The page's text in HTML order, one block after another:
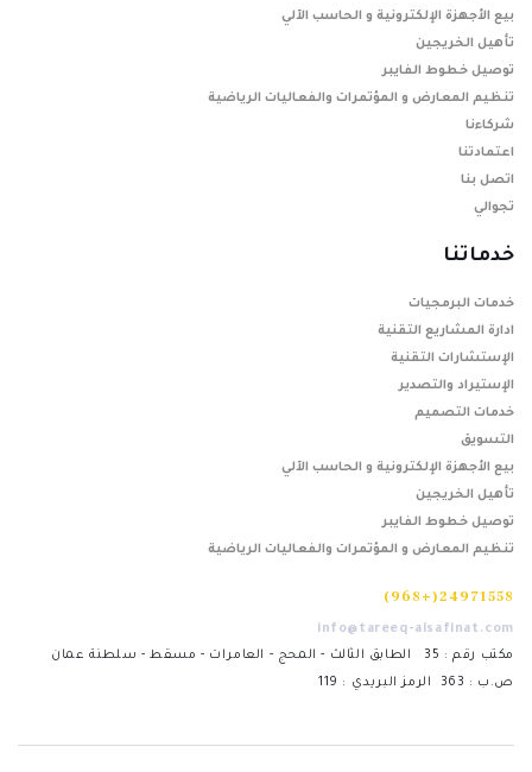
بيع الأجهزة الإلكترونية و الحاسب الآلي
تأهيل الخريجين
توصيل خطوط الفايبر
تنظيم المعارض و المؤتمرات والفعاليات الرياضية
شركاءنا
اعتمادتنا
اتصل بنا
تجوالي
خدماتنا
خدمات البرمجيات
ادارة المشاريع التقنية
الإستشارات التقنية
الإستيراد والتصدير
خدمات التصميم
التسويق
بيع الأجهزة الإلكترونية و الحاسب الآلي
تأهيل الخريجين
توصيل خطوط الفايبر
تنظيم المعارض و المؤتمرات والفعاليات الرياضية
24971558(+968)
info@tareeq-alsafinat.com
مكتب رقم : 35 الطابق الثالث - المحج - العامرات - مسقط - سلطنة عمان
ص.ب : 363 الرمز البريدي : 119